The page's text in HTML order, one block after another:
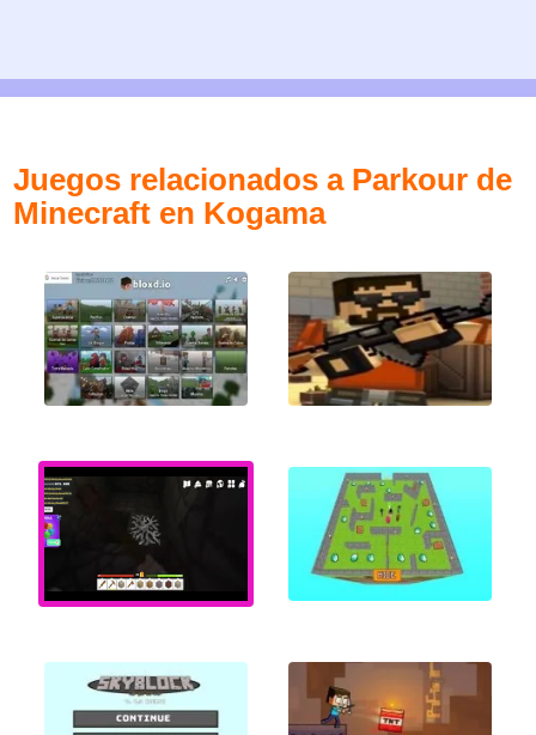
Juegos relacionados a Parkour de
Minecraft en Kogama